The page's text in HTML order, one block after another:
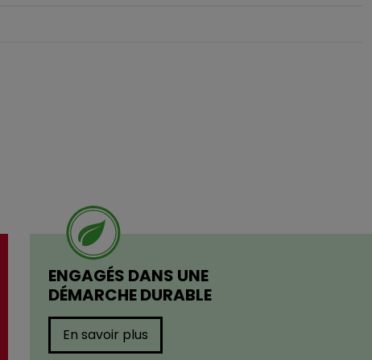
ENGAGÉS DANS UNE
DÉMARCHE DURABLE
En savoir plus